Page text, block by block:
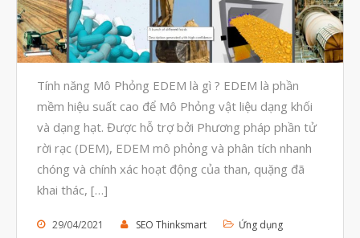
Tháng Ba 2022
Tháng Hai 2022
Tháng Mười Hai 2021
Tháng Mười Một 2021
Tháng Mười 2021
Tính năng Mô Phỏng EDEM là gì ? EDEM là phần
mềm hiệu suất cao để Mô Phỏng vật liệu dạng khối
và dạng hạt. Được hỗ trợ bởi Phương pháp phần tử
rời rạc (DEM), EDEM mô phỏng và phân tích nhanh
chóng và chính xác hoạt động của than, quặng đã
khai thác, […]
29/04/2021 SEO Thinksmart Ứng dụng